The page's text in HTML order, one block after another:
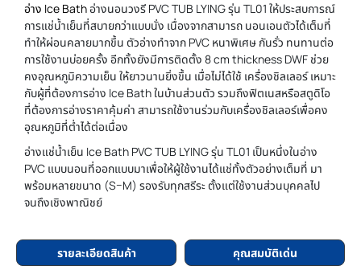
อ่าง Ice Bathอ่างนอนวงรี PVC TUB LYING รุ่น TL01 ให้ประสบการณ์
การแช่น้ำเย็นที่สบายกว่าแบบนั่ง เนื่องจากสามารถ นอนเอนตัวได้เต็มที่
ทำให้ผ่อนคลายมากขึ้น ตัวอ่างทำจาก PVC หนาพิเศษ กันรั่ว ทนทานต่อ
การใช้งานบ่อยครั้ง อีกทั้งยังมีการติดตั้ง 8 cm thickness DWF ช่วย
คงอุณหภูมิความเย็น ให้ยาวนานยิ่งขึ้น เมื่อไม่ได้ใช้ เครื่องชิลเลอร์ เหมาะ
กับผู้ที่ต้องการอ่าง Ice Bath ในบ้านส่วนตัว รวมถึงฟิตเนสหรือสตูดิโอ
ที่ต้องการอ่างราคาคุ้มค่า สามารถใช้งานร่วมกับเครื่องชิลเลอร์เพื่อคง
อุณหภูมิที่ต่ำได้ต่อเนื่อง
อ่างแช่น้ำเย็น Ice Bath PVC TUB LYING รุ่น TL01 เป็นหนึ่งในอ่าง
PVC แบบนอนที่ออกแบบมาเพื่อให้ผู้ใช้งานได้แช่ทั้งตัวอย่างเต็มที่ มา
พร้อมหลายขนาด (S–M) รองรับทุกสรีระ ตั้งแต่ใช้งานส่วนบุคคลไป
จนถึงเชิงพาณิชย์
รายละเอียดสินค้า คุณสมบัติเด่น